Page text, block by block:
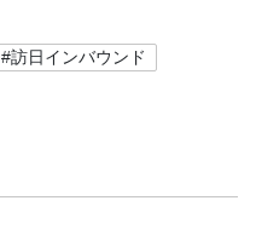
#訪日インバウンド